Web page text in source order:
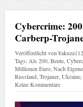
Carberp-
Veröffentlicht von ¥akuza112
Tags:Als 200,Beute,
Millionen Euro,Nach
Trojaner Ukraine
Keine Kommentare